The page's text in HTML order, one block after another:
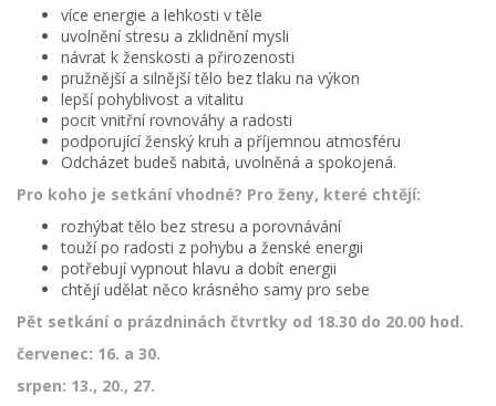
více energie a lehkosti v těle
uvolnění stresu a zklidnění mysli
návrat k ženskosti a přirozenosti
pružnější a silnější tělo bez tlaku na výkon
lepší pohyblivost a vitalitu
pocit vnitřní rovnováhy a radosti
podporující ženský kruh a příjemnou atmosféru
Odcházet budeš nabitá, uvolněná a spokojená.
Pro koho je setkání vhodné? Pro ženy, které chtějí:
rozhýbat tělo bez stresu a porovnávání
touží po radosti z pohybu a ženské energii
potřebují vypnout hlavu a dobít energii
chtějí udělat něco krásného samy pro sebe
Pět setkání o prázdninách čtvrtky od 18.30 do 20.00 hod.
červenec: 16. a 30.
srpen: 13., 20., 27.